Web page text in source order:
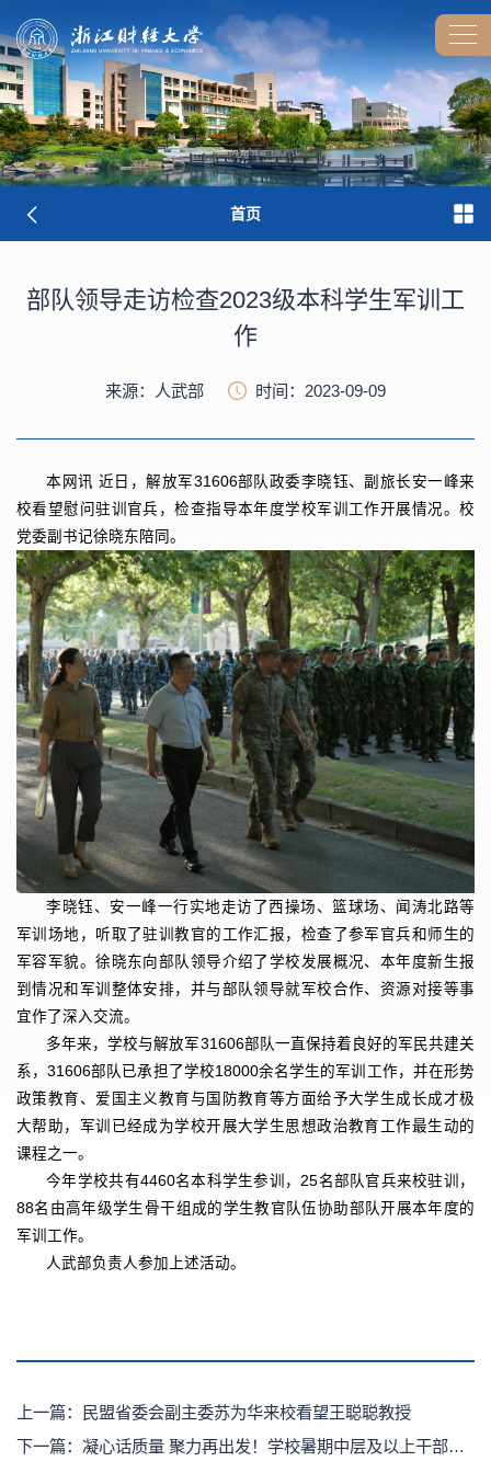
首页
部队领导走访检查2023级本科学生军训工
作
来源：人武部 时间：2023-09-09
本网讯 近日，解放军31606部队政委李晓钰、副旅长安一峰来
校看望慰问驻训官兵，检查指导本年度学校军训工作开展情况。校
党委副书记徐晓东陪同。
李晓钰、安一峰一行实地走访了西操场、篮球场、闻涛北路等
军训场地，听取了驻训教官的工作汇报，检查了参军官兵和师生的
军容军貌。徐晓东向部队领导介绍了学校发展概况、本年度新生报
到情况和军训整体安排，并与部队领导就军校合作、资源对接等事
宜作了深入交流。
多年来，学校与解放军31606部队一直保持着良好的军民共建关
系，31606部队已承担了学校18000余名学生的军训工作，并在形势
政策教育、爱国主义教育与国防教育等方面给予大学生成长成才极
大帮助，军训已经成为学校开展大学生思想政治教育工作最生动的
课程之一。
今年学校共有4460名本科学生参训，25名部队官兵来校驻训，
88名由高年级学生骨干组成的学生教官队伍协助部队开展本年度的
军训工作。
人武部负责人参加上述活动。
上一篇：
民盟省委会副主委苏为华来校看望王聪聪教授
下一篇： 凝心话质量 聚力再出发！学校暑期中层及以上干部理论学习会召开